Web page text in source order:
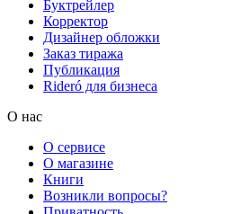
Буктрейлер
Корректор
Дизайнер обложки
Заказ тиража
Публикация
Rideró для бизнеса
О нас
О сервисе
О магазине
Книги
Возникли вопросы?